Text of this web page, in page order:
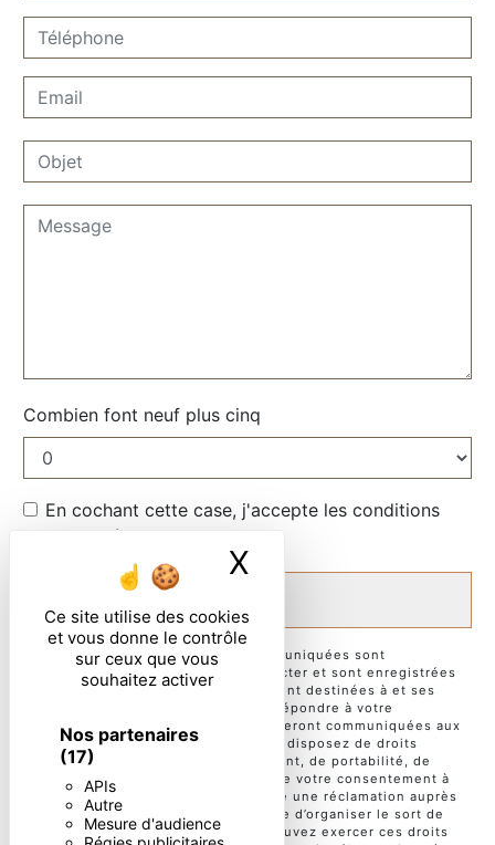
Ce site utilise des cookies
et vous donne le contrôle
sur ceux que vous
souhaitez activer
Nos partenaires
(17)
APIs
Autre
Mesure d'audience
X Masquer le
Combien font neuf plus cinq
En cochant cette case, j'accepte les conditions
particulières ci-dessous **
** Les données personnelles communiquées sont
nécessaires aux fins de vous contacter et sont enregistrées
dans un fichier informatisé. Elles sont destinées à et ses
sous-traitants dans le seul but de répondre à votre
message. Les données collectées seront communiquées aux
seuls destinataires suivants: . Vous disposez de droits
d’accès, de rectification, d’effacement, de portabilité, de
limitation, d’opposition, de retrait de votre consentement à
tout moment et du droit d’introduire une réclamation auprès
d’une autorité de contrôle, ainsi que d’organiser le sort de
vos données post-mortem. Vous pouvez exercer ces droits